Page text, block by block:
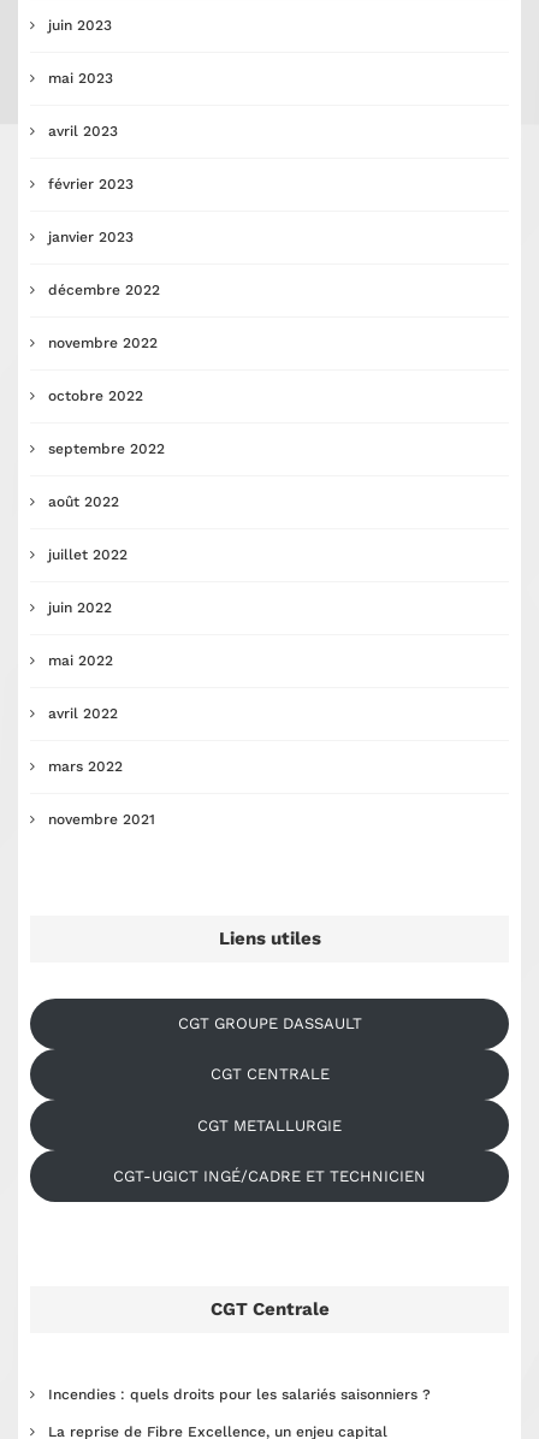
juin 2023
mai 2023
avril 2023
février 2023
janvier 2023
décembre 2022
novembre 2022
octobre 2022
septembre 2022
août 2022
juillet 2022
juin 2022
mai 2022
avril 2022
mars 2022
novembre 2021
Liens utiles
CGT GROUPE DASSAULT
CGT CENTRALE
CGT METALLURGIE
CGT-UGICT INGÉ/CADRE ET TECHNICIEN
CGT Centrale
Incendies : quels droits pour les salariés saisonniers ?
La reprise de Fibre Excellence, un enjeu capital